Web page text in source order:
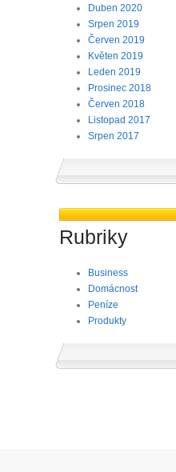
Duben 2020
Srpen 2019
Červen 2019
Květen 2019
Leden 2019
Prosinec 2018
Červen 2018
Listopad 2017
Srpen 2017
Rubriky
Business
Domácnost
Peníze
Produkty